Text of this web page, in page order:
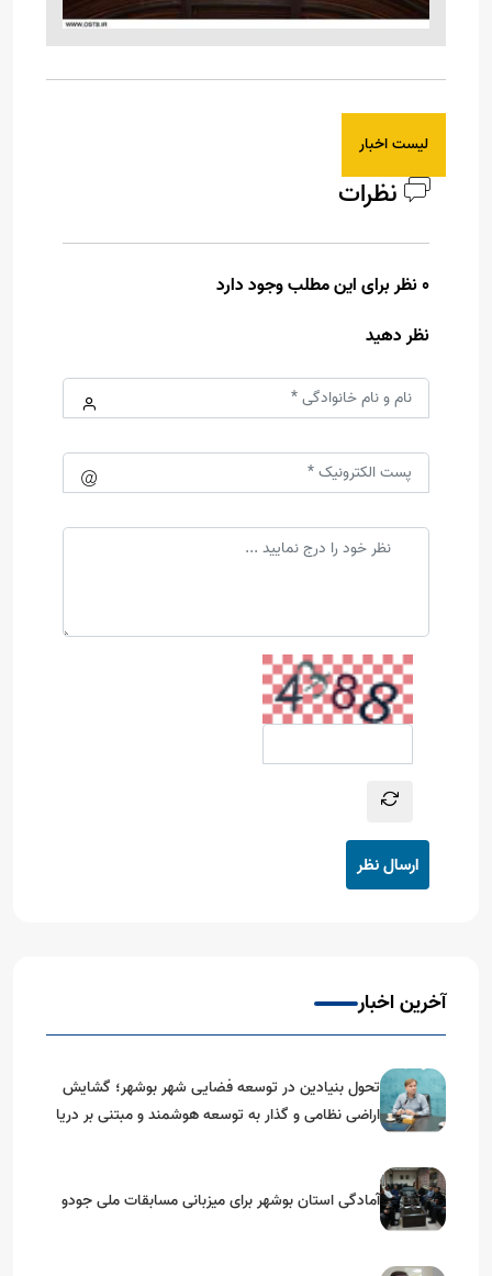
لیست اخبار
نظرات
0 نظر برای این مطلب وجود دارد
نظر دهید
ارسال نظر
آخرین اخبار
تحول بنیادین در توسعه فضایی شهر بوشهر؛ گشایش
اراضی نظامی و گذار به توسعه هوشمند و مبتنی بر دریا
آمادگی استان بوشهر برای میزبانی مسابقات ملی جودو